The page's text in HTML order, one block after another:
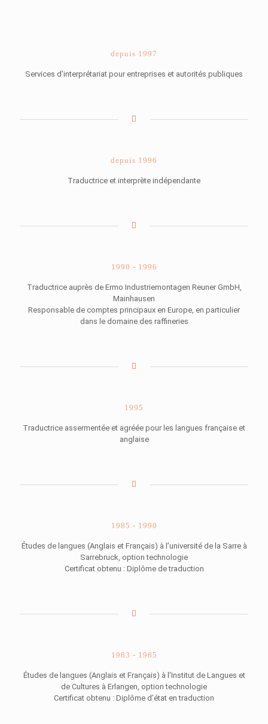
depuis 1997
Services d’interprétariat pour entreprises et autorités publiques
depuis 1996
Traductrice et interprète indépendante
1990 - 1996
Traductrice auprès de Ermo Industriemontagen Reuner GmbH,
Mainhausen
Responsable de comptes principaux en Europe, en particulier
dans le domaine des raffineries
1995
Traductrice assermentée et agréée pour les langues française et
anglaise
1985 - 1990
Études de langues (Anglais et Français) à l’université de la Sarre à
Sarrebruck, option technologie
Certificat obtenu : Diplôme de traduction
1983 - 1985
Études de langues (Anglais et Français) à l’Institut de Langues et
de Cultures à Erlangen, option technologie
Certificat obtenu : Diplôme d’état en traduction